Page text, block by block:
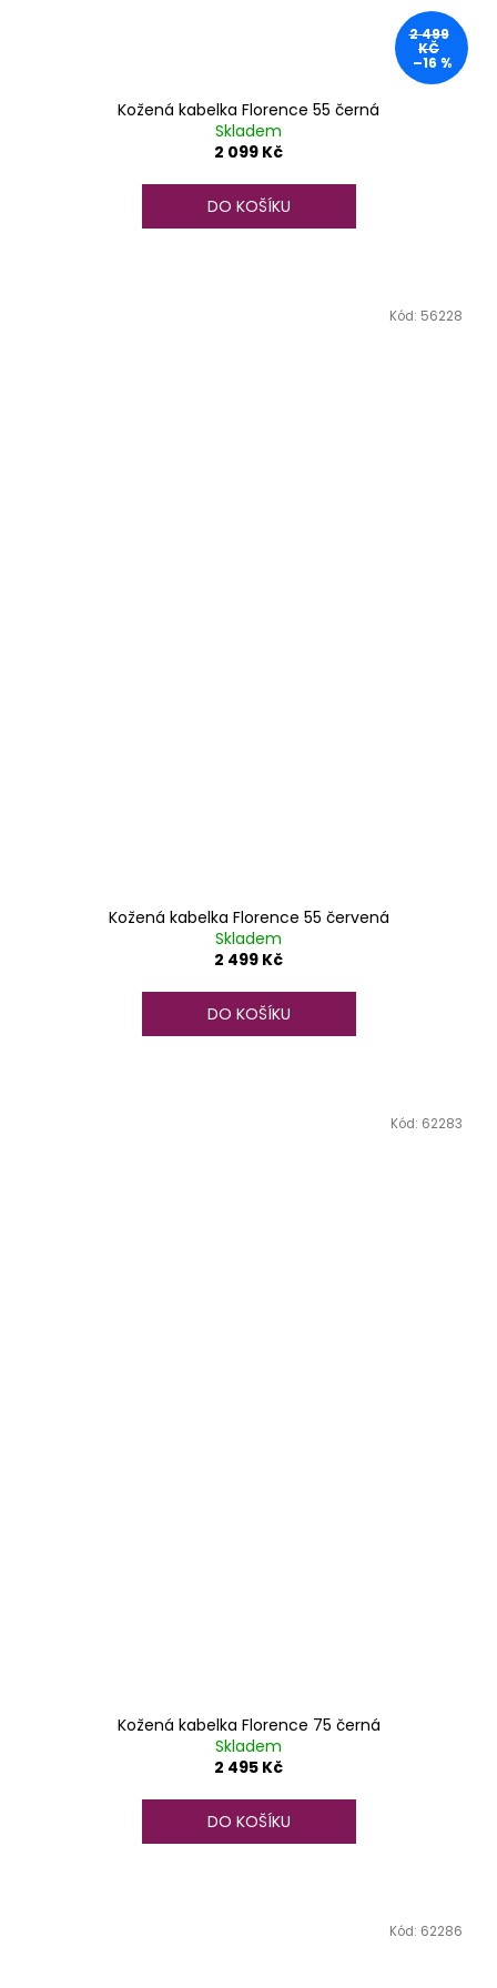
2 499
KČ
–16 %
Kožená kabelka Florence 55 černá
Skladem
2 099 Kč
DO KOŠÍKU
Kožená kabelka Florence 55 červená
Skladem
2 499 Kč
DO KOŠÍKU
Kód: 56228
Kožená kabelka Florence 75 černá
Skladem
2 495 Kč
DO KOŠÍKU
Kód: 62283
Kód: 62286